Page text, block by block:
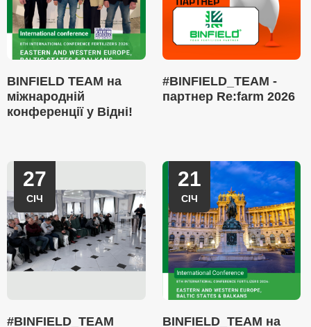
BINFIELD TEAM на
міжнародній
конференції у Відні!
#BINFIELD_TEAM -
партнер Re:farm 2026
27
СІЧ
#BINFIELD_TEAM
21
СІЧ
BINFIELD_TEAM на